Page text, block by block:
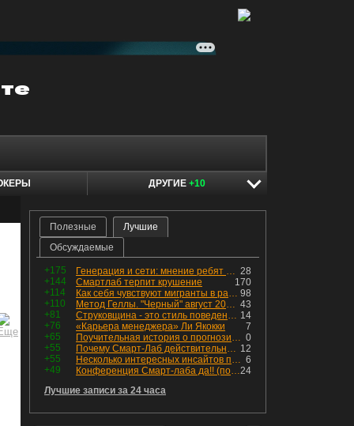
ДРУГИЕ +10
Полезные
Лучшие
Обсуждаемые
+175 28
Генерация и сети: мнение ребят из индустрии
+144
170
Смартлаб терпит крушение
+114
98
Как себя чувствуют мигранты в раю, в который они так стремились
+110
43
Метод Геллы. "Черный" август 2026 - быть или не быть?
+81
14
Струковщина - это стиль поведения, известный всем в секторе золотодобычи.
+76
7
«Карьера менеджера» Ли Якокки
+65
0
Поучительная история о прогнозировании
+55
12
Почему Смарт-Лаб действительно протух
+55
6
Несколько интересных инсайтов по "Озону"
+49
24
Конференция Смарт-лаба да!! (пост 218, 12+)
Лучшие записи за 24 часа